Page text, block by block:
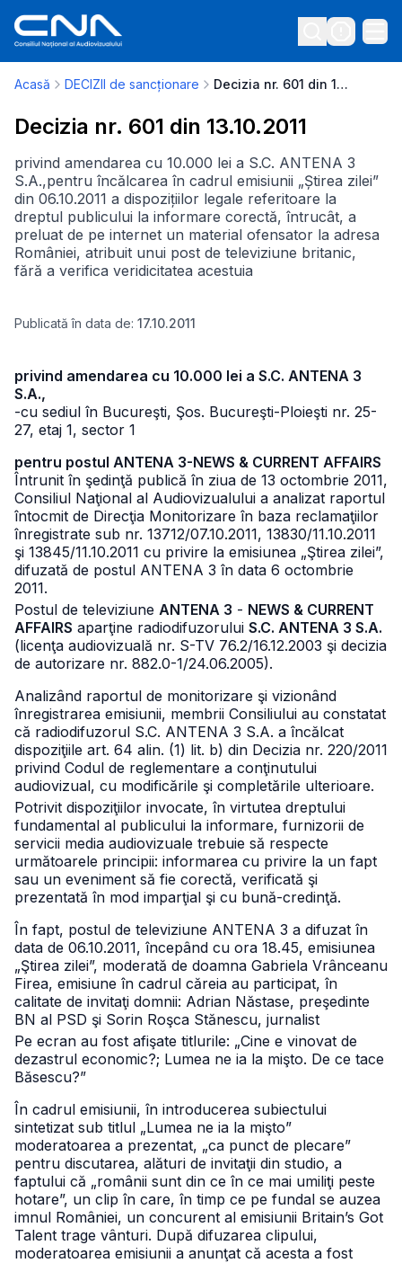
Acasă DECIZII de sancționare Decizia nr. 601 din 13.10.2011
Decizia nr. 601 din 13.10.2011
privind amendarea cu 10.000 lei a S.C. ANTENA 3
S.A.,pentru încălcarea în cadrul emisiunii „Știrea zilei”
din 06.10.2011 a dispozițiilor legale referitoare la
dreptul publicului la informare corectă, întrucât, a
preluat de pe internet un material ofensator la adresa
României, atribuit unui post de televiziune britanic,
fără a verifica veridicitatea acestuia
Publicată în data de: 17.10.2011
privind amendarea cu 10.000 lei a S.C. ANTENA 3
S.A.,
-cu sediul în Bucureşti, Şos. Bucureşti-Ploieşti nr. 25-
27, etaj 1, sector 1
pentru postul ANTENA 3-NEWS & CURRENT AFFAIRS
Întrunit în şedinţă publică în ziua de 13 octombrie 2011,
Consiliul Naţional al Audiovizualului a analizat raportul
întocmit de Direcţia Monitorizare în baza reclamaţiilor
înregistrate sub nr. 13712/07.10.2011, 13830/11.10.2011
şi 13845/11.10.2011 cu privire la emisiunea „Ştirea zilei”,
difuzată de postul ANTENA 3 în data 6 octombrie
2011.
Postul de televiziune ANTENA 3 - NEWS & CURRENT
AFFAIRS aparţine radiodifuzorului S.C. ANTENA 3 S.A.
(licenţa audiovizuală nr. S-TV 76.2/16.12.2003 şi decizia
de autorizare nr. 882.0-1/24.06.2005).
Analizând raportul de monitorizare şi vizionând
înregistrarea emisiunii, membrii Consiliului au constatat
că radiodifuzorul S.C. ANTENA 3 S.A. a încălcat
dispoziţiile art. 64 alin. (1) lit. b) din Decizia nr. 220/2011
privind Codul de reglementare a conţinutului
audiovizual, cu modificările şi completările ulterioare.
Potrivit dispoziţiilor invocate, în virtutea dreptului
fundamental al publicului la informare, furnizorii de
servicii media audiovizuale trebuie să respecte
următoarele principii: informarea cu privire la un fapt
sau un eveniment să fie corectă, verificată şi
prezentată în mod imparţial şi cu bună-credinţă.
În fapt, postul de televiziune ANTENA 3 a difuzat în
data de 06.10.2011, începând cu ora 18.45, emisiunea
„Ştirea zilei”, moderată de doamna Gabriela Vrânceanu
Firea, emisiune în cadrul căreia au participat, în
calitate de invitaţi domnii: Adrian Năstase, preşedinte
BN al PSD şi Sorin Roşca Stănescu, jurnalist
Pe ecran au fost afişate titlurile: „Cine e vinovat de
dezastrul economic?; Lumea ne ia la mişto. De ce tace
Băsescu?”
În cadrul emisiunii, în introducerea subiectului
sintetizat sub titlul „Lumea ne ia la mişto”
moderatoarea a prezentat, „ca punct de plecare”
pentru discutarea, alături de invitaţii din studio, a
faptului că „românii sunt din ce în ce mai umiliţi peste
hotare”, un clip în care, în timp ce pe fundal se auzea
imnul României, un concurent al emisiunii Britain’s Got
Talent trage vânturi. După difuzarea clipului,
moderatoarea emisiunii a anunţat că acesta a fost